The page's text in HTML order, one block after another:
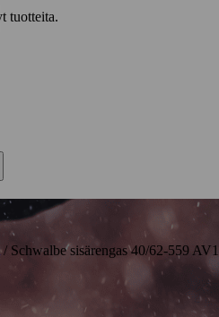
tuotteita.
/ Schwalbe sisärengas 40/62-559